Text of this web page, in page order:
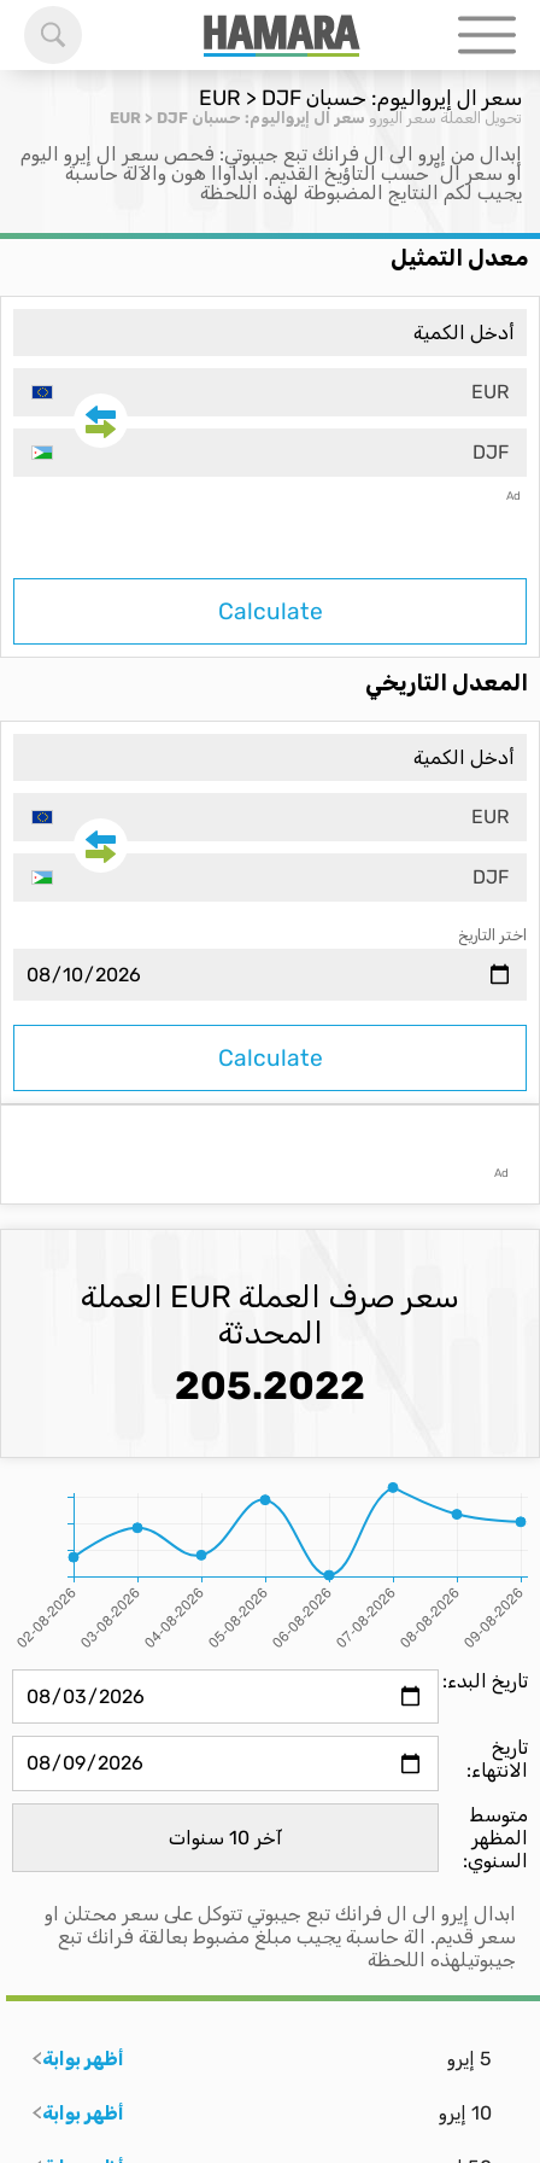
سعر ال إيرواليوم: حسبان EUR > DJF
تحويل العملة سعر اليورو سعر ال إيرواليوم: حسبان EUR > DJF
إبدال من إيرو الى ال فرانك تبع جيبوتي: فحص سعر ال إيرو اليوم
او سعر ال ْ حسب التاؤيخ القديم. ابداواا هون والآلة حاسبة
يجيب لكم النتايج المضبوطة لهذه اللحظة
معدل التمثيل
EUR
DJF
Ad
Calculate
المعدل التاريخي
EUR
DJF
اختر التاريخ
Ad
سعر صرف العملة EUR العملة
المحدثة
205.2022
تاريخ البدء:
تاريخ
الانتهاء:
متوسط ​​
المظهر
السنوي:
ابدال إيرو الى ال فرانك تبع جيبوتي تتوكل على سعر محتلن او
سعر قديم. الة حاسبة يجيب مبلغ مضبوط بعالقة فرانك تبع
جيبوتيلهذه اللحظة
5 إيرو أظهر بوابة
10 إيرو أظهر بوابة